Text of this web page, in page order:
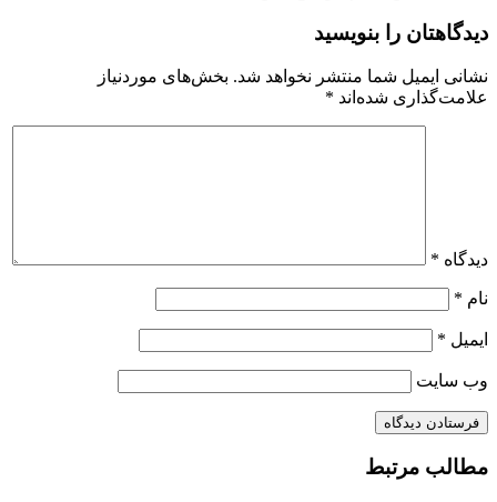
دیدگاهتان را بنویسید
نشانی ایمیل شما منتشر نخواهد شد. بخش‌های موردنیاز
علامت‌گذاری شده‌اند *
دیدگاه *
نام *
ایمیل *
وب‌ سایت
مطالب مرتبط